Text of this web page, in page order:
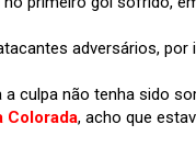
adversários, por
culpa não tenha sido
Colorada, acho que